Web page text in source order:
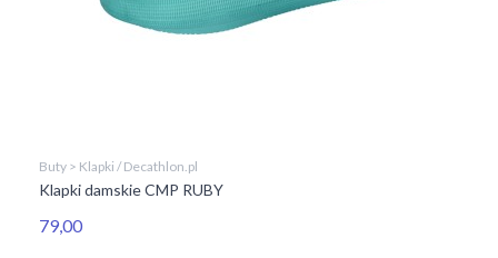
Buty > Klapki / Decathlon.pl
Klapki damskie CMP RUBY
79,00